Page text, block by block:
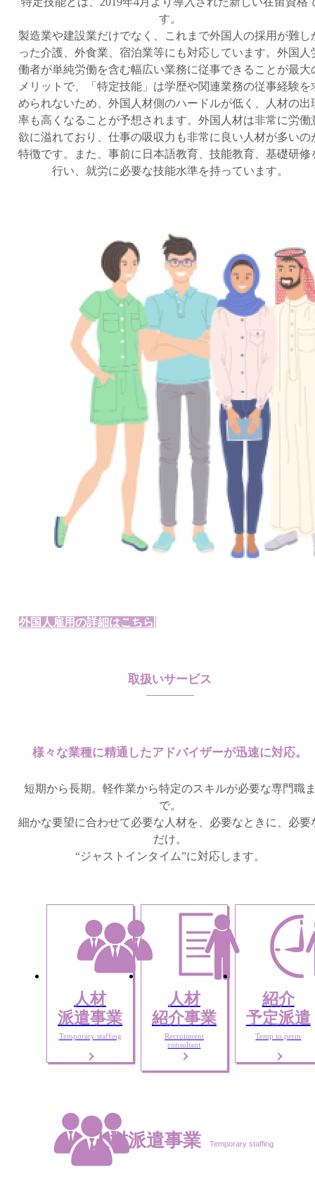
す。
製造業や建設業だけでなく、これまで外国人の採用が難し
った介護、外食業、宿泊業等にも対応しています。外国人
働者が単純労働を含む幅広い業務に従事できることが最大
メリットで、「特定技能」は学歴や関連業務の従事経験を
められないため、外国人材側のハードルが低く、人材の出
率も高くなることが予想されます。外国人材は非常に労働
欲に溢れており、仕事の吸収力も非常に良い人材が多いの
特徴です。また、事前に日本語教育、技能教育、基礎研修
行い、就労に必要な技能水準を持っています。
外国人雇用の詳細はこちら
取扱いサービス
様々な業種に精通したアドバイザーが迅速に対応。
短期から長期。軽作業から特定のスキルが必要な専門職
で。
細かな要望に合わせて必要な人材を、必要なときに、必要
だけ。
“ジャストインタイム”に対応します。
人材
派遣事業
Temporary staffing
人材
紹介事業
Recruitment
consultant
紹介
予定派遣
Temp to perm
人材派遣事業 Temporary staffing